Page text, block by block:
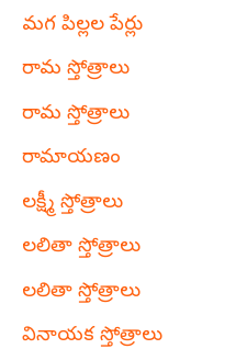
మగ పిల్లల పేర్లు
రామ స్తోత్రాలు
రామ స్తోత్రాలు
రామాయణం
లక్ష్మీ స్తోత్రాలు
లలితా స్తోత్రాలు
లలితా స్తోత్రాలు
వినాయక స్తోత్రాలు